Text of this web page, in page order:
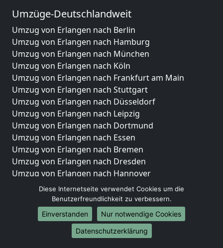
Umzüge-Deutschlandweit
Umzug von Erlangen nach Berlin
Umzug von Erlangen nach Hamburg
Umzug von Erlangen nach München
Umzug von Erlangen nach Köln
Umzug von Erlangen nach Frankfurt am Main
Umzug von Erlangen nach Stuttgart
Umzug von Erlangen nach Düsseldorf
Umzug von Erlangen nach Leipzig
Umzug von Erlangen nach Dortmund
Umzug von Erlangen nach Essen
Umzug von Erlangen nach Bremen
Umzug von Erlangen nach Dresden
Umzug von Erlangen nach Hannover
Umzug von Erlangen nach Nürnberg
Umzug von Erlangen nach Duisburg
Umzug von Erlangen nach Bochum
Umzug von Erlangen nach Wuppertal
Umzug von Erlangen nach Bielefeld
Diese Internetseite verwendet Cookies um die
Benutzerfreundlichkeit zu verbessern.
Einverstanden
Nur notwendige Cookies
Datenschutzerklärung